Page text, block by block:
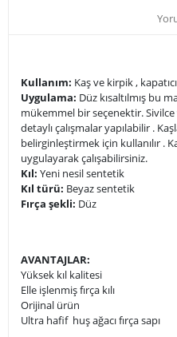
Kullanım: Kaş ve kirpik ,
Uygulama: Düz kısaltılmış bu
mükemmel bir seçenektir.
detaylı çalışmalar yapılabilir .
belirginleştirmek için kullanılır .
uygulayarak çalışabilirsiniz.
Kıl: Yeni nesil sentetik
Kıl türü: Beyaz sentetik
Fırça şekli: Düz
AVANTAJLAR:
Yüksek kıl kalitesi
Elle işlenmiş fırça kılı
Orijinal ürün
Ultra hafif huş ağacı fırça sapı